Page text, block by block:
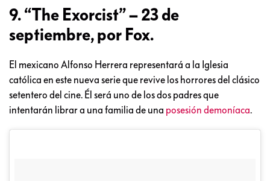
9. “The Exorcist” – 23 de
septiembre, por Fox.
El mexicano Alfonso Herrera representará a la Iglesia
católica en este nueva serie que revive los horrores del clásico
setentero del cine. Él será uno de los dos padres que
intentarán librar a una familia de una posesión demoníaca.